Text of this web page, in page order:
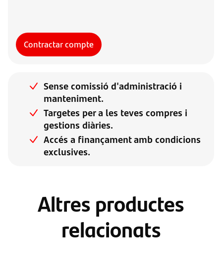
Contractar compte
Sense comissió d'administració i
manteniment.
Targetes per a les teves compres i
gestions diàries.
Accés a finançament amb condicions
exclusives.
Altres productes
relacionats